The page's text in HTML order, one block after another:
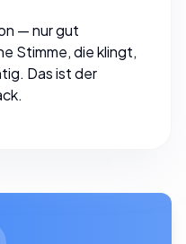
— nur gut
Stimme, die klingt,
Das ist der